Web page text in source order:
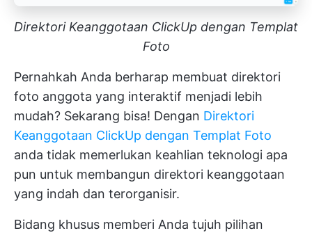
Direktori Keanggotaan ClickUp dengan Templat
Foto
Pernahkah Anda berharap membuat direktori
foto anggota yang interaktif menjadi lebih
mudah? Sekarang bisa! Dengan Direktori
Keanggotaan ClickUp dengan Templat Foto
anda tidak memerlukan keahlian teknologi apa
pun untuk membangun direktori keanggotaan
yang indah dan terorganisir.
Bidang khusus memberi Anda tujuh pilihan